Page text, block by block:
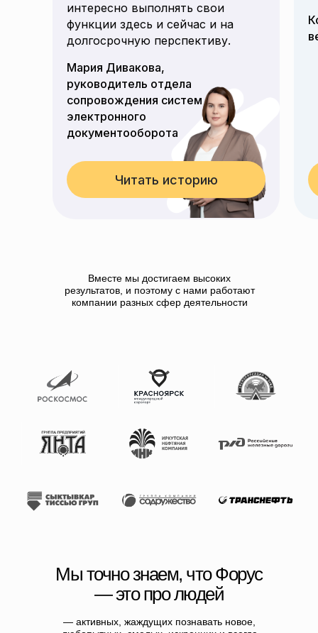
интересно выполнять свои
функции здесь и сейчас и на
долгосрочную перспективу.
Мария Дивакова,
руководитель отдела
сопровождения систем
электронного
документооборота
Читать историю
Вместе мы достигаем высоких
результатов, и поэтому с нами работают
компании разных сфер деятельности
Мы точно знаем, что Форус
— это про людей
— активных, жаждущих познавать новое,